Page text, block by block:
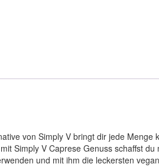
von Simply V bringt dir jede Menge
Simply V Caprese Genuss schaffst
und mit ihm die leckersten